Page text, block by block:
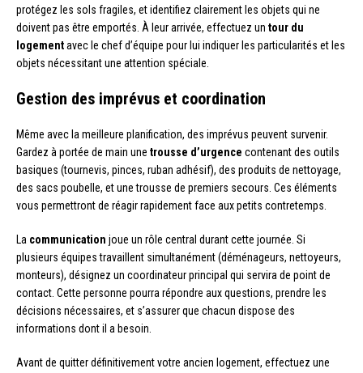
protégez les sols fragiles, et identifiez clairement les objets qui ne
doivent pas être emportés. À leur arrivée, effectuez un tour du
logementavec le chef d’équipe pour lui indiquer les particularités et les
objets nécessitant une attention spéciale.
Gestion des imprévus et coordination
Même avec la meilleure planification, des imprévus peuvent survenir.
Gardez à portée de main une trousse d’urgence contenant des outils
basiques (tournevis, pinces, ruban adhésif), des produits de nettoyage,
des sacs poubelle, et une trousse de premiers secours. Ces éléments
vous permettront de réagir rapidement face aux petits contretemps.
La communication joue un rôle central durant cette journée. Si
plusieurs équipes travaillent simultanément (déménageurs, nettoyeurs,
monteurs), désignez un coordinateur principal qui servira de point de
contact. Cette personne pourra répondre aux questions, prendre les
décisions nécessaires, et s’assurer que chacun dispose des
informations dont il a besoin.
Avant de quitter définitivement votre ancien logement, effectuez une